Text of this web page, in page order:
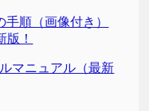
手順（画像付き）
版！
マニュアル（最新